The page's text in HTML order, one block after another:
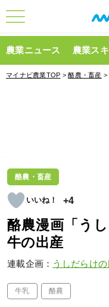
農業ニュース 農業ス
マイナビ農業TOP >酪農・畜産 >
酪農・畜産
+4
酪農漫画「う
牛の出産
連載企画： うしだらけの
牛乳 酪農